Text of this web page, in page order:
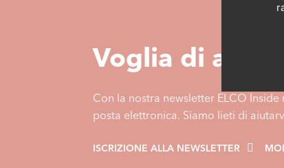
Voglia di altre
Con la nostra newsletter ELCO
posta elettronica. Siamo lieti di
ISCRIZIONE ALLA NEWSLETTER